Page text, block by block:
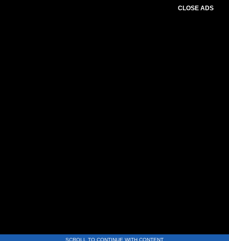
CLOSE ADS
SCROLL TO CONTINUE WITH CONTENT